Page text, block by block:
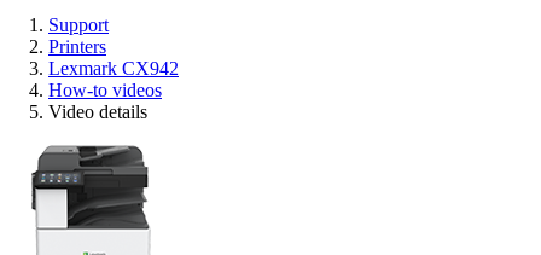
Support
Printers
Lexmark CX942
How-to videos
Video details